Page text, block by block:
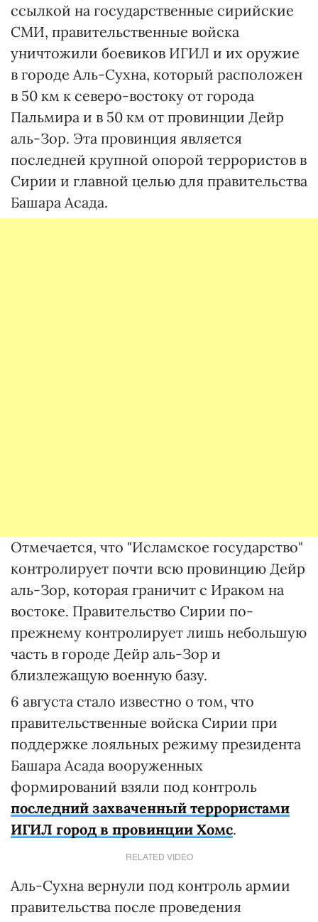
ссылкой на государственные сирийские
СМИ, правительственные войска
уничтожили боевиков ИГИЛ и их оружие
в городе Аль-Сухна, который расположен
в 50 км к северо-востоку от города
Пальмира и в 50 км от провинции Дейр
аль-Зор. Эта провинция является
последней крупной опорой террористов в
Сирии и главной целью для правительства
Башара Асада.
Отмечается, что "Исламское государство"
контролирует почти всю провинцию Дейр
аль-Зор, которая граничит с Ираком на
востоке. Правительство Сирии по-
прежнему контролирует лишь небольшую
часть в городе Дейр аль-Зор и
близлежащую военную базу.
6 августа стало известно о том, что
правительственные войска Сирии при
поддержке лояльных режиму президента
Башара Асада вооруженных
формирований взяли под контроль
последний захваченный террористами
ИГИЛ город в провинции Хомс.
RELATED VIDEO
Аль-Сухна вернули под контроль армии
правительства после проведения